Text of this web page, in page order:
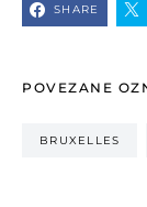
SHARE
POVEZANE
BRUXELLES